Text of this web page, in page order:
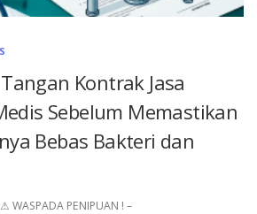
Kontrak Jasa
Sebelum Memastikan
Bebas Bakteri dan
WASPADA PENIPUAN ! –